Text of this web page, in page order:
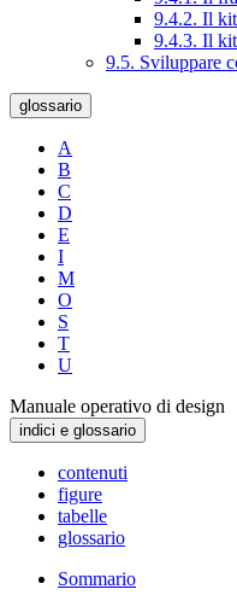
9.4.2. Il
9.4.3. Il
9.5. Sviluppare
glossario
A
B
C
D
E
I
M
O
S
T
U
Manuale operativo di design
indici e glossario
contenuti
figure
tabelle
glossario
Sommario